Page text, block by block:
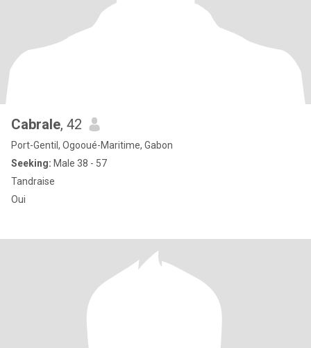
Cabrale, 42
Port-Gentil, Ogooué-Maritime, Gabon
Seeking: Male 38 - 57
Tandraise
Oui